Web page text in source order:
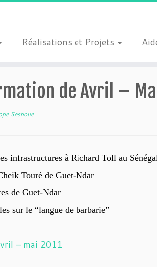
Réalisations et Projets
de Avril –
Sesboue
infrastructures à Richard Toll au
Touré de Guet-Ndar
de Guet-Ndar
sur le “langue de barbarie”
– mai 2011